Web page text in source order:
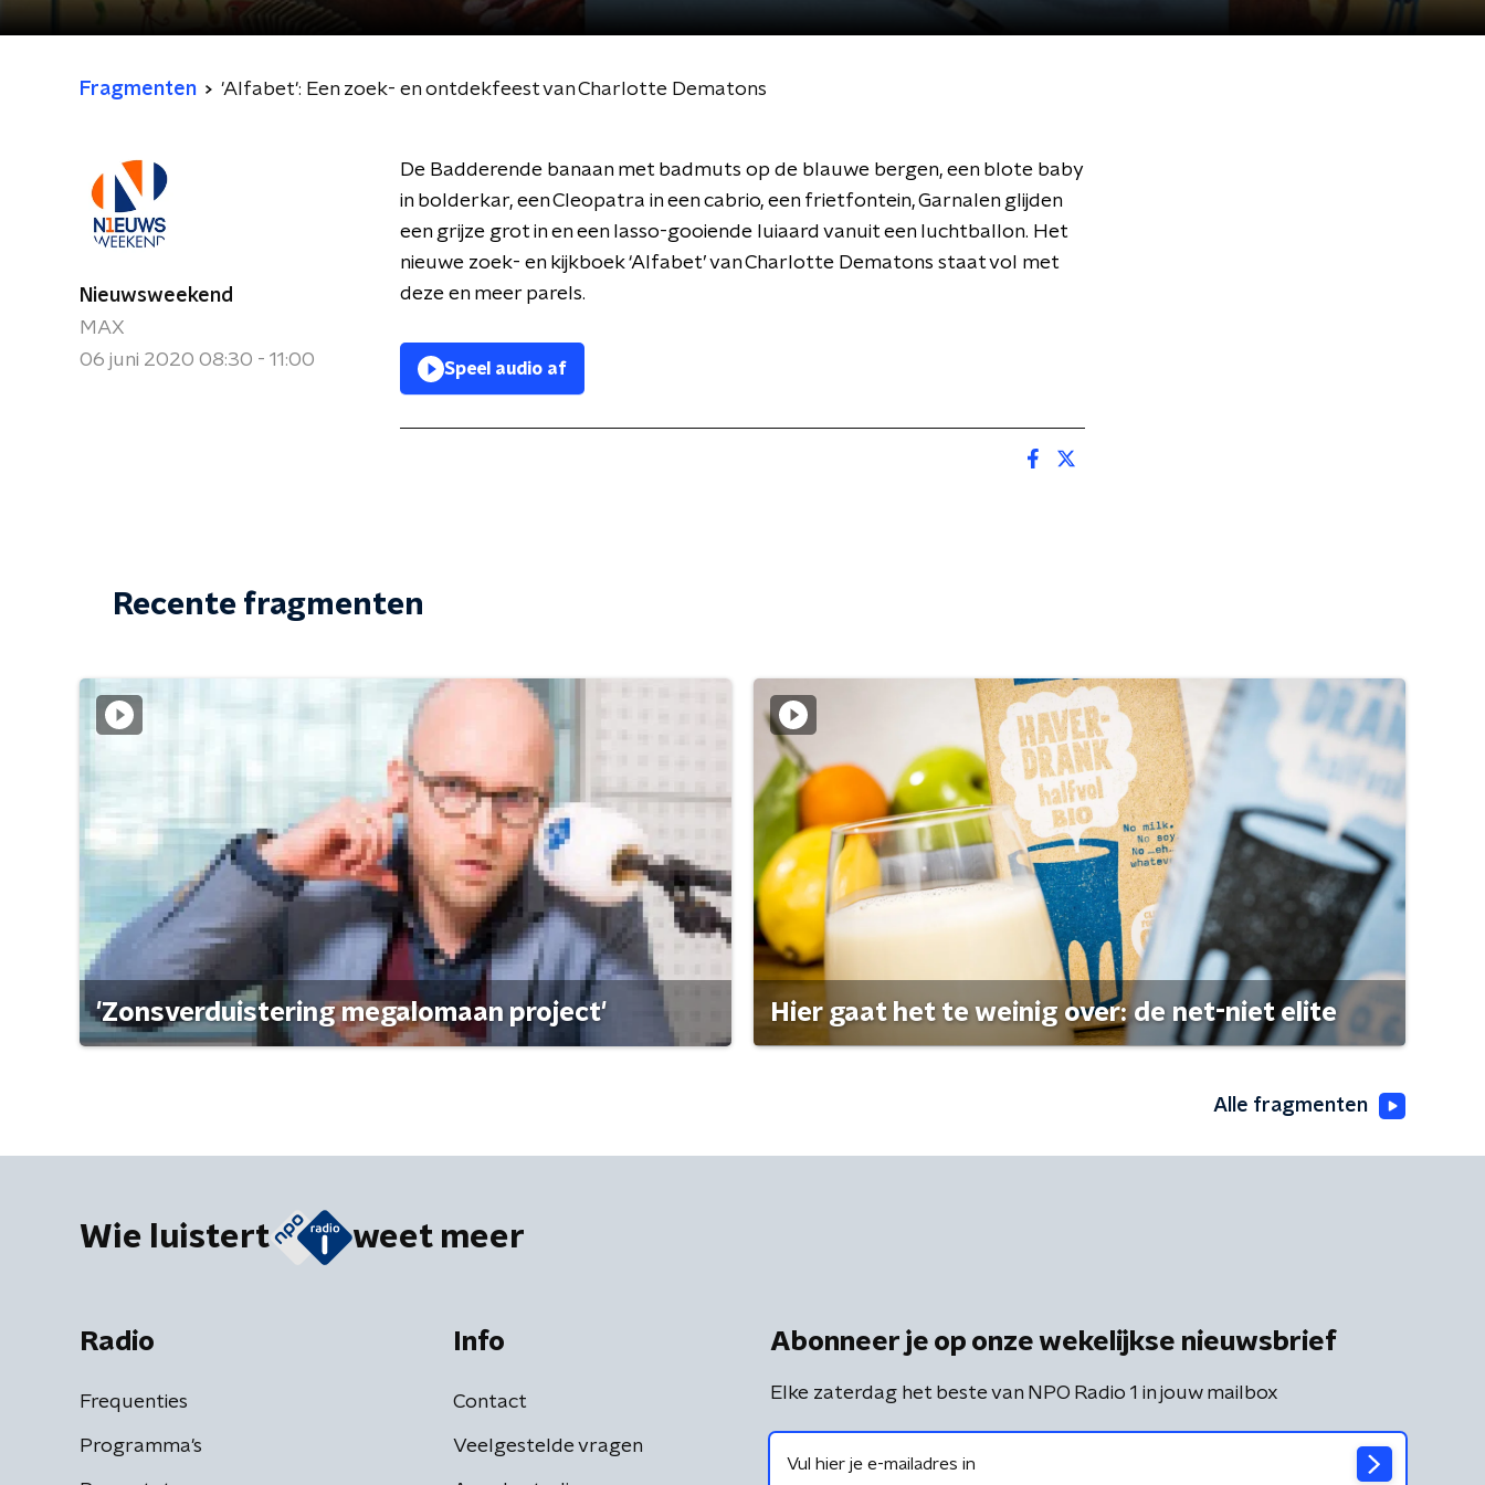
Fragmenten 'Alfabet': Een zoek- en ontdekfeest van Charlotte Dematons
Nieuwsweekend
MAX
06 juni 2020 08:30 - 11:00
De Badderende banaan met badmuts op de blauwe bergen, een blote baby
in bolderkar, een Cleopatra in een cabrio, een frietfontein, Garnalen glijden
een grijze grot in en een lasso-gooiende luiaard vanuit een luchtballon. Het
nieuwe zoek- en kijkboek ‘Alfabet’ van Charlotte Dematons staat vol met
deze en meer parels.
Speel audio af
Recente fragmenten
'Zonsverduistering megalomaan project' Hier gaat het te weinig over: de net-niet elite
Alle fragmenten
Wie luistert weet meer
Radio
Frequenties
Programma's
Info
Contact
Veelgestelde vragen
Abonneer je op onze wekelijkse nieuwsbrief
Elke zaterdag het beste van NPO Radio 1 in jouw mailbox